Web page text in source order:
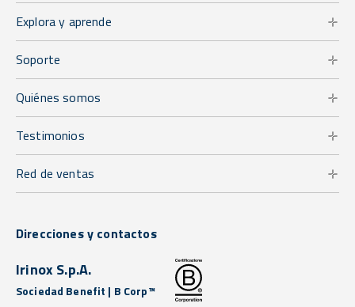
Explora y aprende
Soporte
Quiénes somos
Testimonios
Red de ventas
Direcciones y contactos
Irinox S.p.A.
Sociedad Benefit | B Corp™